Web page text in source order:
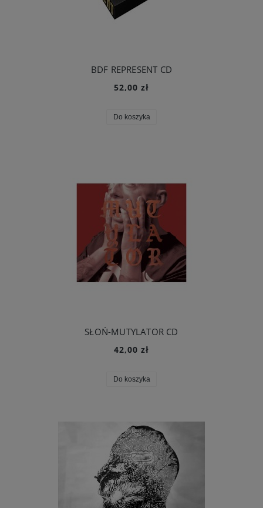
BDF REPRESENT CD
52,00 zł
Do koszyka
SŁOŃ-MUTYLATOR CD
42,00 zł
Do koszyka